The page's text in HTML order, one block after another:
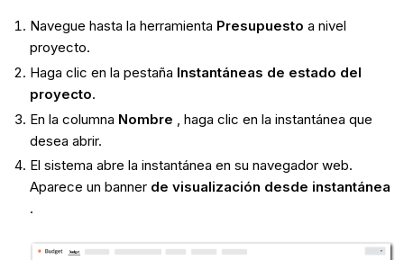
Navegue hasta la herramienta Presupuesto a nivel
proyecto.
Haga clic en la pestaña Instantáneas de estado del
proyecto.
En la columna Nombre , haga clic en la instantánea que
desea abrir.
El sistema abre la instantánea en su navegador web.
Aparece un banner de visualización desde instantánea
.